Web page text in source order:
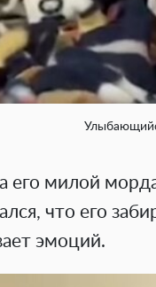
его милой
что его
эмоций.